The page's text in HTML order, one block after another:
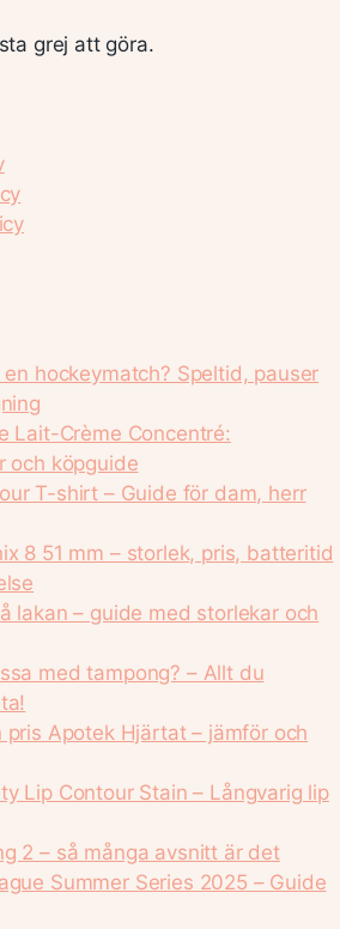
grej att göra.
en hockeymatch? Speltid, pauser
Lait-Crème Concentré:
och köpguide
T-shirt – Guide för dam, herr
8 51 mm – storlek, pris, batteritid
lakan – guide med storlekar och
med tampong? – Allt du
pris Apotek Hjärtat – jämför och
Lip Contour Stain – Långvarig lip
2 – så många avsnitt är det
Summer Series 2025 – Guide